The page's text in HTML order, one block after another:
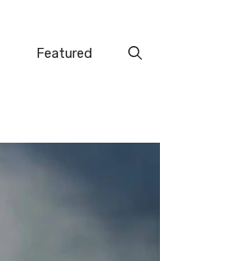
Featured